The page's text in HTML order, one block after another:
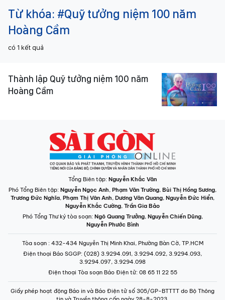
Từ khóa: #Quỹ tưởng niệm 100 năm
Hoàng Cầm
có 1 kết quả
Thành lập Quỹ tưởng niệm 100 năm
Hoàng Cầm
Tổng Biên tập: Nguyễn Khắc Văn
Phó Tổng Biên tập: Nguyễn Ngọc Anh, Phạm Văn Trường, Bùi Thị Hồng Sương,
Trương Đức Nghĩa, Phạm Thị Vân Anh, Dương Văn Quang, Nguyễn Đức Hiển,
Nguyễn Khắc Cường, Trần Gia Bảo
Phó Tổng Thư ký tòa soạn: Ngô Quang Trưởng, Nguyễn Chiến Dũng,
Nguyễn Phước Bình
Tòa soạn : 432-434 Nguyễn Thị Minh Khai, Phường Bàn Cờ, TP.HCM
Điện thoại Báo SGGP: (028) 3.9294.091, 3.9294.092, 3.9294.093,
3.9294.097, 3.9294.098
Điện thoại Tòa soạn Báo Điện tử: 08 65 11 22 55
Giấy phép hoạt động Báo in và Báo Điện tử số 305/GP-BTTTT do Bộ Thông